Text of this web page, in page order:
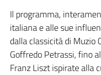
Il programma,
italiana e alle sue
dalla classicità di Muzio
Goffredo Petrassi, fino
Franz Liszt ispirate alla